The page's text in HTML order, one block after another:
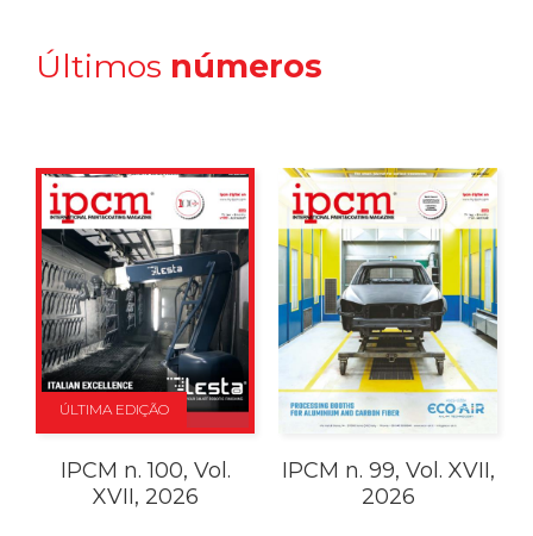
Últimos números
ÚLTIMA EDIÇÃO
IPCM n. 100, Vol.
XVII, 2026
IPCM n. 99, Vol. XVII,
2026